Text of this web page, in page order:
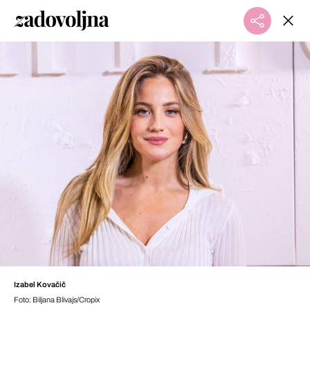
Izabel Kovačič
Foto: Biljana Blivajs/Cropix